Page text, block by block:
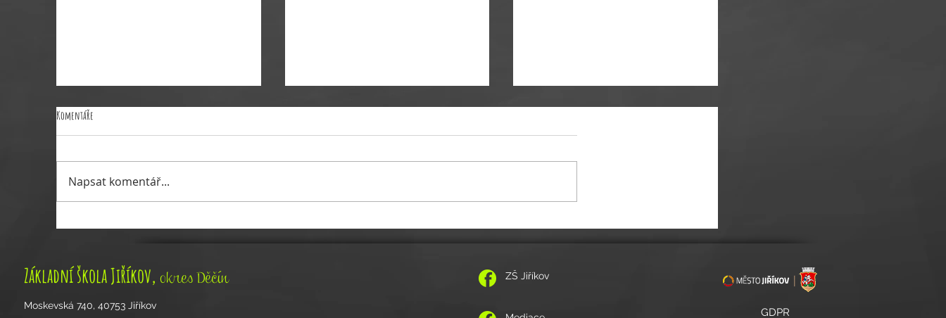
Vyhlášení voleb do Školské rady stran
Aktuální informace ke společnému vplutí do
Komentáře
Napsat komentář...
ZŠ Jiříkov
GDPR
Základní škola Jiříkov,okres Děčín
Moskevská 740, 40753 Jiříkov